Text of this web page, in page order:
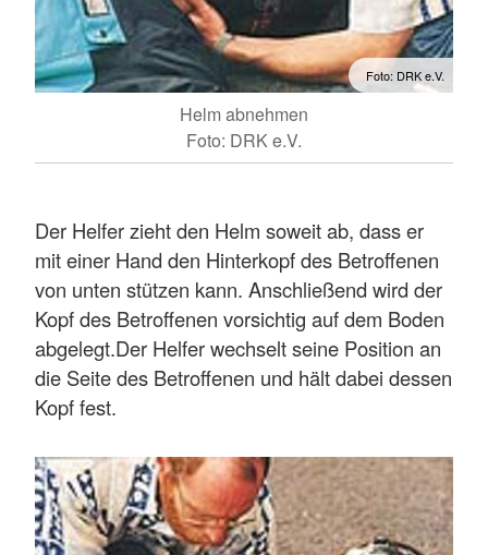
Foto: DRK e.V.
Helm abnehmen
Foto: DRK e.V.
Der Helfer zieht den Helm soweit ab, dass er
mit einer Hand den Hinterkopf des Betroffenen
von unten stützen kann. Anschließend wird der
Kopf des Betroffenen vorsichtig auf dem Boden
abgelegt.Der Helfer wechselt seine Position an
die Seite des Betroffenen und hält dabei dessen
Kopf fest.